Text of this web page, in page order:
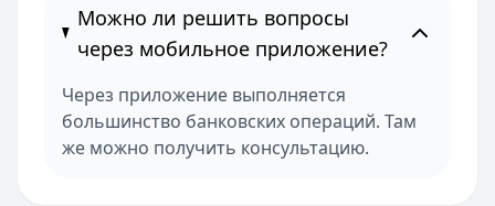
Можно ли решить вопросы
через мобильное приложение?
Через приложение выполняется
большинство банковских операций. Там
же можно получить консультацию.